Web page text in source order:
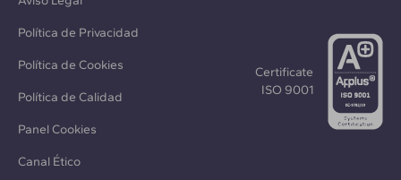
Política de Privacidad
Política de Cookies
Política de Calidad
Panel Cookies
Canal Ético
Certificate
ISO 9001